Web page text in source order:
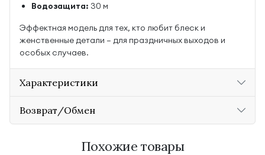
Водозащита: 30 м
Эффектная модель для тех, кто любит блеск и
женственные детали — для праздничных выходов и
особых случаев.
Характеристики
Возврат/Обмен
Похожие товары